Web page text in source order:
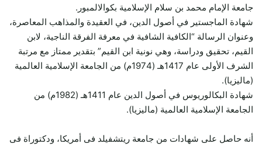
جامعة الإمام محمد بن سلام الإسلامية بكوالالمبور.
شهادة الماجستير في أصول الدين، في العقيدة والمذاهب المعاصرة،
وعنوان الرسالة “الكافية الشافية في معرفة الفرقة الناجية، لابن
القيم، تحقيق ودراسة، وهي نونية ابن القيم” بتقدير ممتاز مع مرتبة
الشرف الأولى عام 1417هـ (1974م) من الجامعة الإسلامية العالمية
(ماليزيا).
شهادة البكالوريوس في أصول الدين عام 1411هـ (1982م) من
الجامعة الإسلامية العالمية (ماليزيا).
أنه حاصل على شهادات من جامعة ريتشفيلد فى أمريكا، ودكتوراة فى